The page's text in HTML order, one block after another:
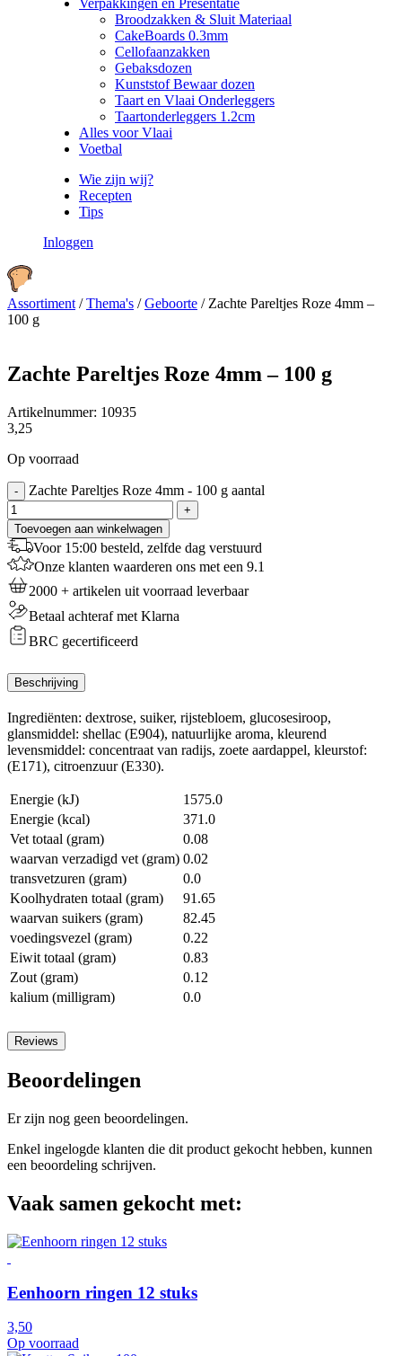
Verpakkingen en Presentatie
Broodzakken & Sluit Materiaal
CakeBoards 0.3mm
Cellofaanzakken
Gebaksdozen
Kunststof Bewaar dozen
Taart en Vlaai Onderleggers
Taartonderleggers 1.2cm
Alles voor Vlaai
Voetbal
Wie zijn wij?
Recepten
Tips
Inloggen
Assortiment /Thema's /Geboorte / Zachte Pareltjes Roze 4mm –
100 g
Zachte Pareltjes Roze 4mm – 100 g
Artikelnummer: 10935
3,25
Op voorraad
- Zachte Pareltjes Roze 4mm - 100 g aantal
+
Toevoegen aan winkelwagen
Voor 15:00 besteld, zelfde dag verstuurd
Onze klanten waarderen ons met een 9.1
2000 + artikelen uit voorraad leverbaar
Betaal achteraf met Klarna
BRC gecertificeerd
Beschrijving
Ingrediënten: dextrose, suiker, rijstebloem, glucosesiroop,
glansmiddel: shellac (E904), natuurlijke aroma, kleurend
levensmiddel: concentraat van radijs, zoete aardappel, kleurstof:
(E171), citroenzuur (E330).
Energie (kJ)
1575.0
Energie (kcal)
371.0
Vet totaal (gram)
0.08
waarvan verzadigd vet (gram) 0.02
transvetzuren (gram)
0.0
Koolhydraten totaal (gram)
91.65
waarvan suikers (gram)
82.45
voedingsvezel (gram)
0.22
Eiwit totaal (gram)
0.83
Zout (gram)
0.12
kalium (milligram)
0.0
Reviews
Beoordelingen
Er zijn nog geen beoordelingen.
Enkel ingelogde klanten die dit product gekocht hebben, kunnen
een beoordeling schrijven.
Vaak samen gekocht met:
Eenhoorn ringen 12 stuks
3,50
Op voorraad